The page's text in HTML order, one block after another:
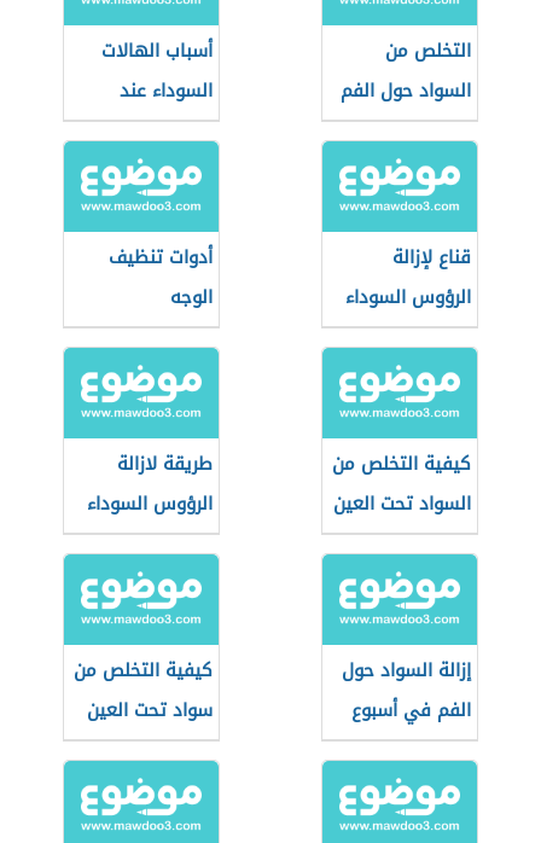
التخلص من
السواد حول الفم
أسباب الهالات
السوداء عند
الأطفال
قناع لإزالة
الرؤوس السوداء
أدوات تنظيف
الوجه
كيفية التخلص من
السواد تحت العين
طريقة لازالة
الرؤوس السوداء
إزالة السواد حول
الفم في أسبوع
كيفية التخلص من
سواد تحت العين